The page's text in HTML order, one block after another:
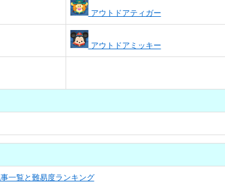
アウトドアティガー
アウトドアミッキー
一覧と難易度ランキング